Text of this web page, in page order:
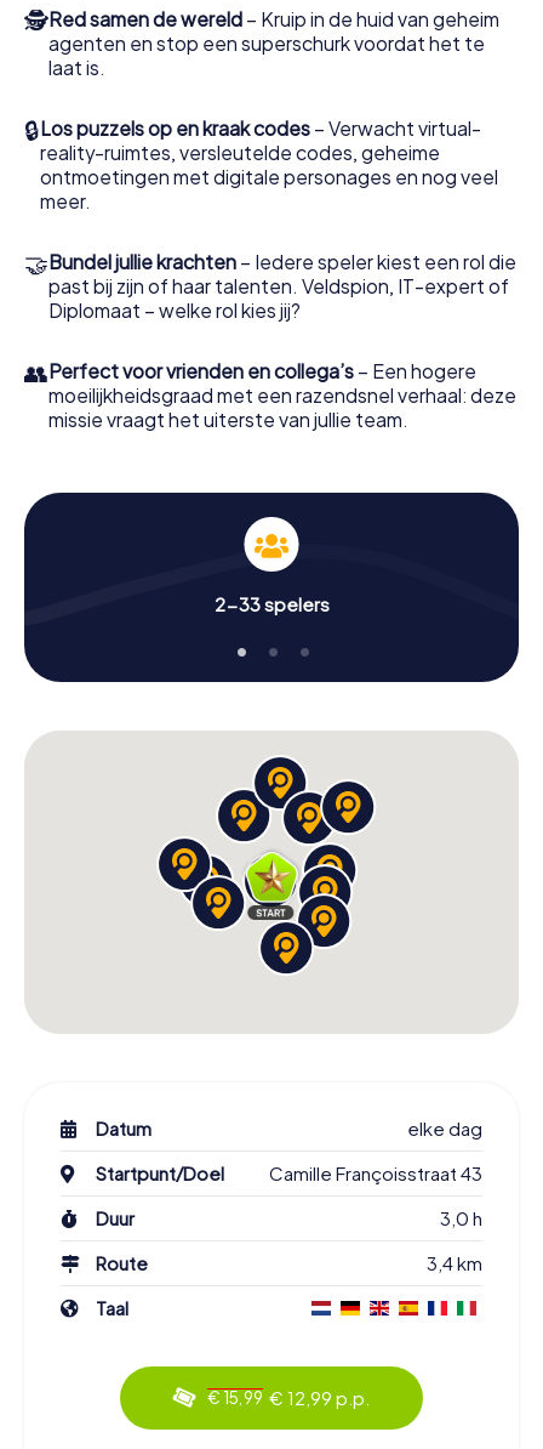
jezelf en jouw team in de hoogste score van Machelen en
krijg toegang tot jouw eigen fotogalerij. De escape game
van myCityHunt verandert Machelen in jouw eigen
wereld van spionage en geheime agenten en verander
Machelen in een escaperoom in de buitenlucht!
🕵Red samen de wereld – Kruip in de huid van geheim
agenten en stop een superschurk voordat het te
laat is.
🔒Los puzzels op en kraak codes – Verwacht virtual-
reality-ruimtes, versleutelde codes, geheime
ontmoetingen met digitale personages en nog veel
meer.
🤝Bundel jullie krachten – Iedere speler kiest een rol die
past bij zijn of haar talenten. Veldspion, IT-expert of
Diplomaat – welke rol kies jij?
👥Perfect voor vrienden en collega’s – Een hogere
moeilijkheidsgraad met een razendsnel verhaal: deze
missie vraagt het uiterste van jullie team.
2-33 spelers
Datum
elke dag
Startpunt/Doel
Camille Françoisstraat 43
Duur
3,0 h
Route
3,4 km
Taal
€ 15,99 € 12,99 p.p.